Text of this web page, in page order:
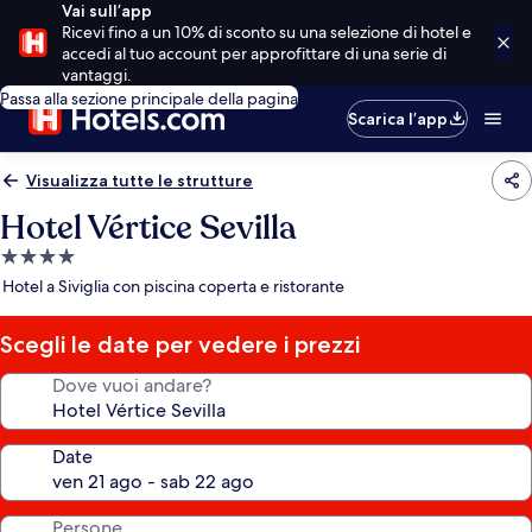
Vai sull’app
Ricevi fino a un 10% di sconto su una selezione di hotel e
accedi al tuo account per approfittare di una serie di
vantaggi.
Passa alla sezione principale della pagina
Scarica l’app
Visualizza tutte le strutture
Hotel Vértice Sevilla
Struttura
a
stelle
Hotel a Siviglia con piscina coperta e ristorante
Scegli le date per vedere i prezzi
Dove vuoi andare?
Date